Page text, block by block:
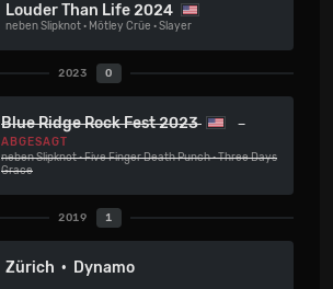
Louder Than Life 2024
nebenSlipknot· Mötley Crüe ·Slayer
2023 0
Blue Ridge Rock Fest 2023
ABGESAGT
nebenSlipknot·Five Finger Death Punch·Three Days
Grace
2019 1
Zürich · Dynamo